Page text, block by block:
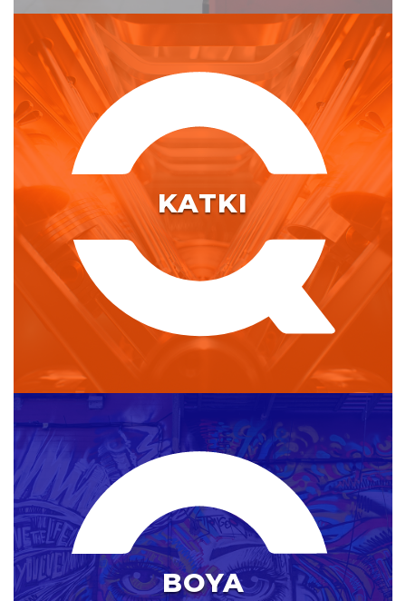
KATKI
BOYA